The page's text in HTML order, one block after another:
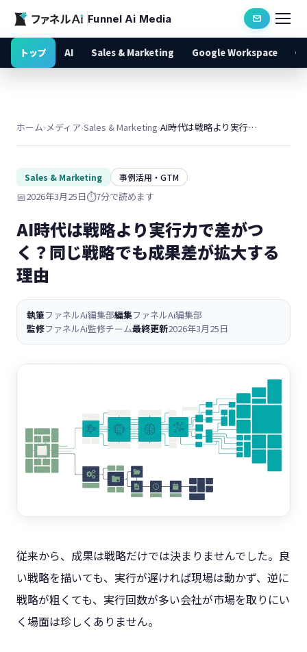
Funnel Ai Media
トップ AI Sales & Marketing Google Workspace
ホーム›メディア›Sales & Marketing› AI時代は戦略より実行力で差がつく？同じ戦略でも成果差が拡大する理由
Sales & Marketing 事例活用・GTM
📅2026年3月25日⏱️7分で読めます
AI時代は戦略より実行力で差がつ
く？同じ戦略でも成果差が拡大する
理由
執筆ファネルAi編集部編集ファネルAi編集部
監修ファネルAi監修チーム最終更新2026年3月25日
従来から、成果は戦略だけでは決まりませんでした。良
い戦略を描いても、実行が遅ければ現場は動かず、逆に
戦略が粗くても、実行回数が多い会社が市場を取りにい
く場面は珍しくありません。